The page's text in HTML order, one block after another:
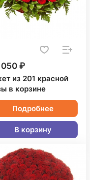
₽
из 201 красной
в корзине
Подробнее
В корзину